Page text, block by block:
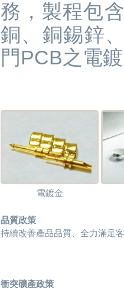
務，製程包
銅、銅錫鋅
門PCB之電
電鍍金
品質政策
持續改善產品品質、全力滿足
衝突礦產政策